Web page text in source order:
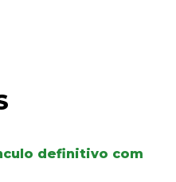
definitivo com